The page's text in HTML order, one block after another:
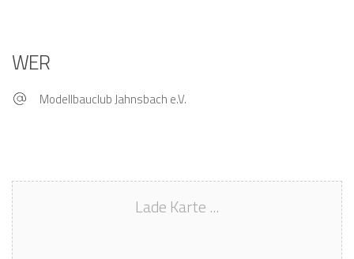
WER
Modellbauclub Jahnsbach e.V.
Lade Karte ...